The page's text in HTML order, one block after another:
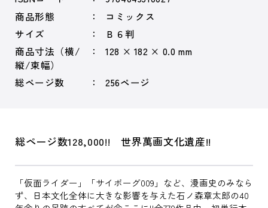
商品形態
コミックス
サイズ
Ｂ６判
商品寸法（横/
縦/束幅）
128 × 182 × 0.0 mm
総ページ数 256ページ
総ページ数128,000!! 世界萬画文化遺産!!
「仮面ライダー」「サイボーグ009」など、漫画史のみなら
ず、日本文化全体に大きな影響を与えた石ノ森章太郎の40